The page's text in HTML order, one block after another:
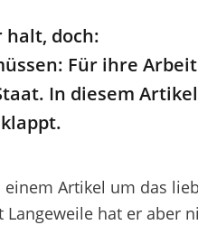
halt, doch:
Für ihre Arbeit
In diesem
Artikel um das
hat er aber